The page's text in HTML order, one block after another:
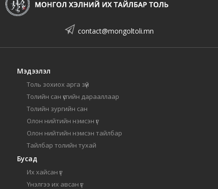
contact@mongoltoli.mn
Мэдээлэл
Толь зохиох арга зүй
Толийн сан үсгийн дарааллаар
Толийн зургийн сан
Олон нийтийн нэмсэн үг
Олон нийтийн нэмсэн тайлбар
Тайлбар толийн тухай
Бусад
Их хайсан үг
Үнэлгээ их авсан үг